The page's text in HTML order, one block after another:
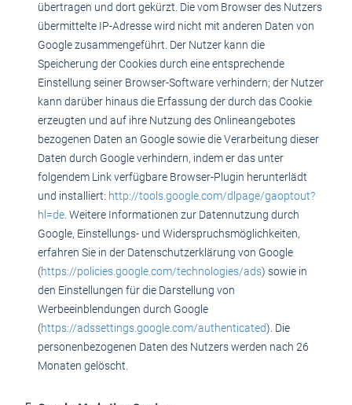
übertragen und dort gekürzt. Die vom Browser des Nutzers
übermittelte IP-Adresse wird nicht mit anderen Daten von
Google zusammengeführt. Der Nutzer kann die
Speicherung der Cookies durch eine entsprechende
Einstellung seiner Browser-Software verhindern; der Nutzer
kann darüber hinaus die Erfassung der durch das Cookie
erzeugten und auf ihre Nutzung des Onlineangebotes
bezogenen Daten an Google sowie die Verarbeitung dieser
Daten durch Google verhindern, indem er das unter
folgendem Link verfügbare Browser-Plugin herunterlädt
und installiert: http://tools.google.com/dlpage/gaoptout?
hl=de. Weitere Informationen zur Datennutzung durch
Google, Einstellungs- und Widerspruchsmöglichkeiten,
erfahren Sie in der Datenschutzerklärung von Google
(https://policies.google.com/technologies/ads) sowie in
den Einstellungen für die Darstellung von
Werbeeinblendungen durch Google
(https://adssettings.google.com/authenticated). Die
personenbezogenen Daten des Nutzers werden nach 26
Monaten gelöscht.